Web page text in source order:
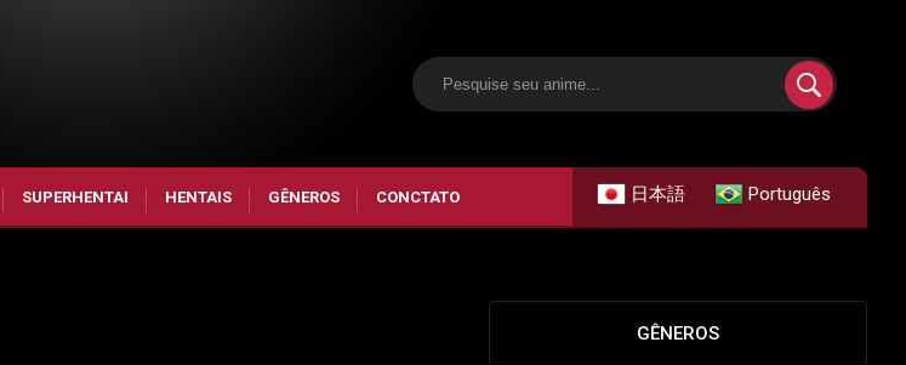
SUPERHENTAI HENTAIS GÊNEROS CONCTATO 日本語 Português
GÊNEROS